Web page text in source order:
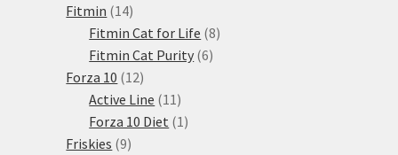
Fitmin 1414
produktů
Fitmin Cat for Life 88
Fitmin Cat Purity 66
Forza 10 1212
produktů
Active Line 1111
produktů
Forza 10 Diet 11
Friskies 99